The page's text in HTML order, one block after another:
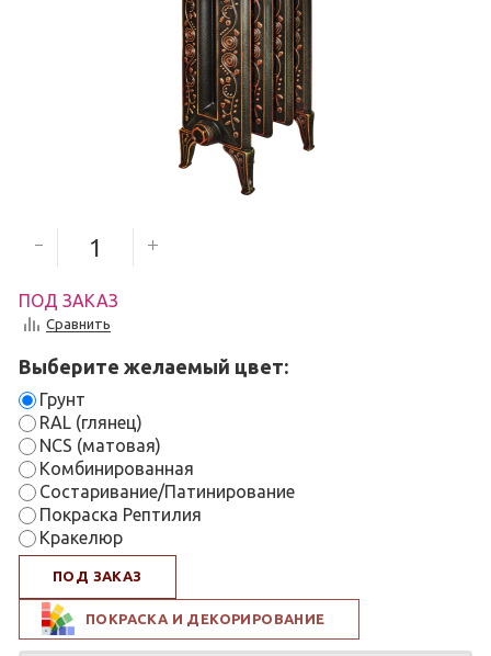
ПОД ЗАКАЗ
Сравнить
Выберите желаемый цвет:
Грунт
RAL (глянец)
NCS (матовая)
Комбинированная
Состаривание/Патинирование
Покраска Рептилия
Кракелюр
ПОД ЗАКАЗ
ПОКРАСКА И ДЕКОРИРОВАНИЕ